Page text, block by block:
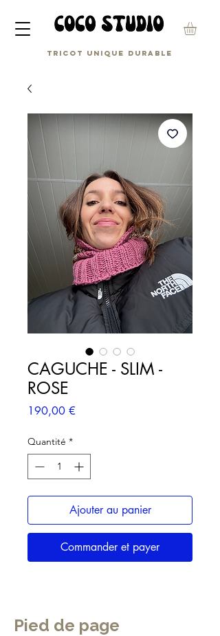
Tricot unique durable
CAGUCHE - SLIM -
ROSE
190,00 €
Quantité *
Ajouter au panier
Commander et payer
Pied de page